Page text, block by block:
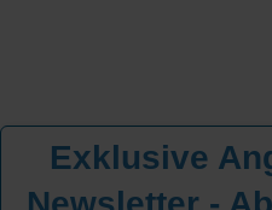
Exklusive